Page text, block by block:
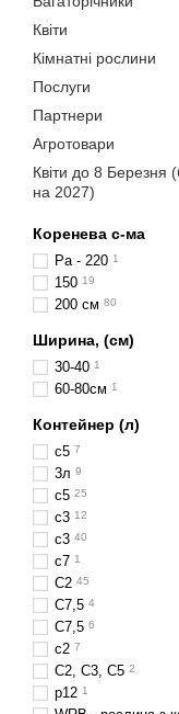
Квіти
Кімнатні рослини
Послуги
Партнери
Агротовари
Квіти до 8 Березня
на 2027)
Коренева с-ма
Ра - 220 1
150 19
200 см 80
Ширина, (см)
30-40 1
60-80см 1
Контейнер (л)
с5 7
3л 9
c5 25
с3 12
c3 40
с7 1
C2 45
С7,5 4
C7,5 6
с2 7
C2, C3, C5 2
p12 1